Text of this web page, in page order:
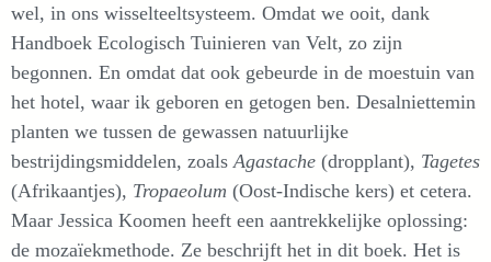
wel, in ons wisselteeltsysteem. Omdat we ooit, dank
Handboek Ecologisch Tuinieren van Velt, zo zijn
begonnen. En omdat dat ook gebeurde in de moestuin van
het hotel, waar ik geboren en getogen ben. Desalniettemin
planten we tussen de gewassen natuurlijke
bestrijdingsmiddelen, zoals Agastache (dropplant), Tagetes
(Afrikaantjes), Tropaeolum (Oost-Indische kers) et cetera.
Maar Jessica Koomen heeft een aantrekkelijke oplossing:
de mozaïekmethode. Ze beschrijft het in dit boek. Het is